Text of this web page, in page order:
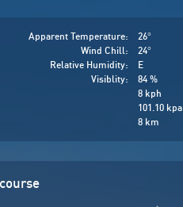
Apparent Temperature:
Wind Chill:
Relative Humidity:
Visiblity:
26°
24°
E
84 %
8 kph
101.10 kpa
8 km